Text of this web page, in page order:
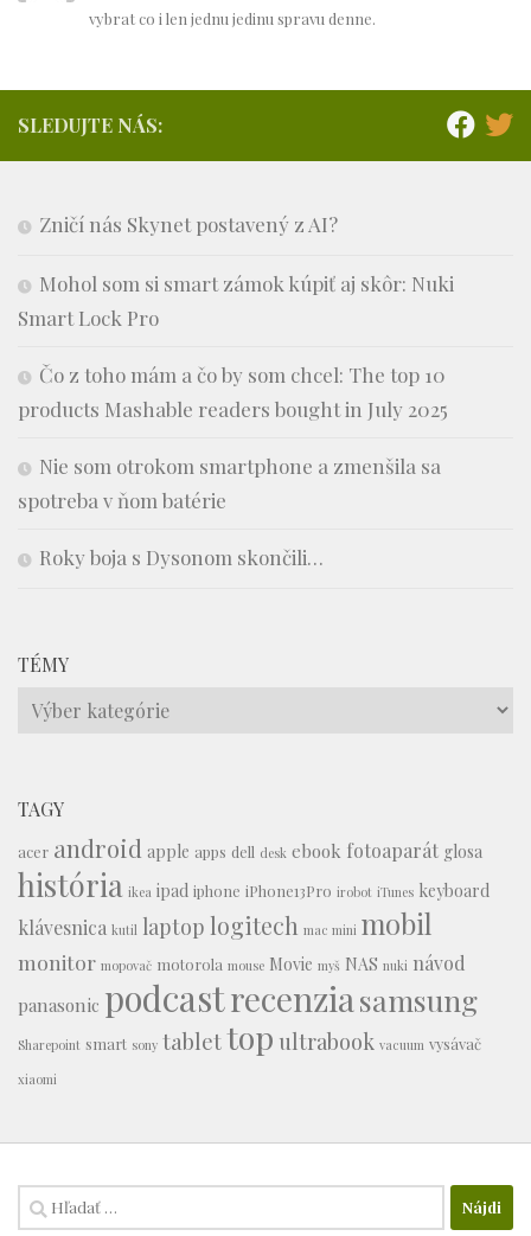
vybrat co i len jednu jedinu spravu denne.
SLEDUJTE NÁS:
Zničí nás Skynet postavený z AI?
Mohol som si smart zámok kúpiť aj skôr: Nuki
Smart Lock Pro
Čo z toho mám a čo by som chcel: The top 10
products Mashable readers bought in July 2025
Nie som otrokom smartphone a zmenšila sa
spotreba v ňom batérie
Roky boja s Dysonom skončili…
TÉMY
Témy
TAGY
acer android apple apps dell desk ebook fotoaparát glosa
história ikea ipad iphone iPhone13Pro irobot iTunes keyboard
klávesnica kutil laptop logitech mac mini mobil
monitor mopovač motorola mouse Movie myš NAS nuki návod
panasonic podcastrecenziasamsung
Sharepoint smart sony tablettop ultrabook vacuum vysávač
xiaomi
Hľadať: